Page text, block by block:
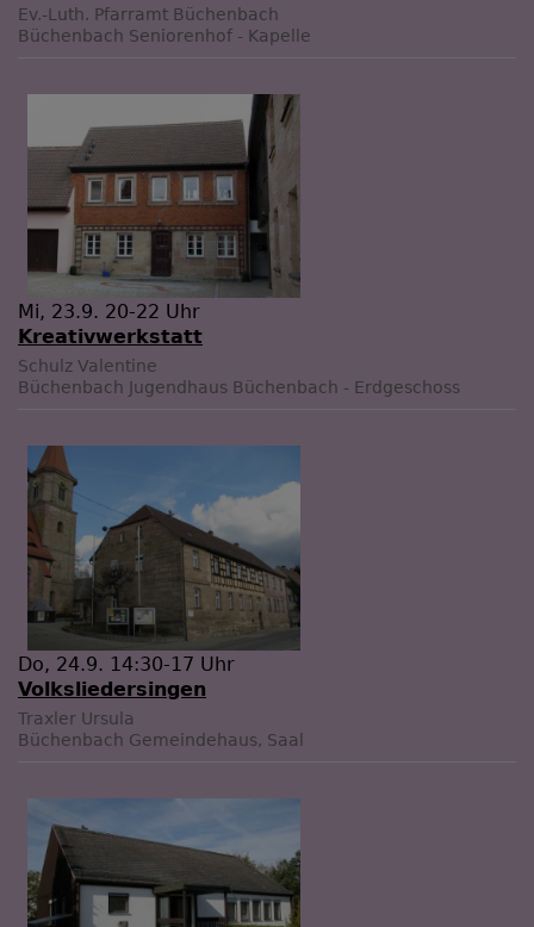
Ev.-Luth. Pfarramt Büchenbach
Büchenbach Seniorenhof - Kapelle
Mi, 23.9. 20-22 Uhr
Kreativwerkstatt
Schulz Valentine
Büchenbach Jugendhaus Büchenbach - Erdgeschoss
Do, 24.9. 14:30-17 Uhr
Volksliedersingen
Traxler Ursula
Büchenbach Gemeindehaus, Saal